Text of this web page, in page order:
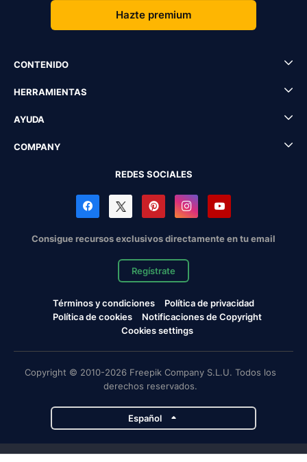
Hazte premium
CONTENIDO
HERRAMIENTAS
AYUDA
COMPANY
REDES SOCIALES
Consigue recursos exclusivos directamente en tu email
Regístrate
Términos y condiciones
Política de privacidad
Política de cookies
Notificaciones de Copyright
Cookies settings
Copyright © 2010-2026 Freepik Company S.L.U. Todos los
derechos reservados.
Español